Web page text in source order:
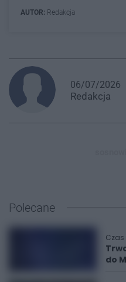
AUTOR: Redakcja
06/07/2026
Redakcja
Polecane
Czas
do